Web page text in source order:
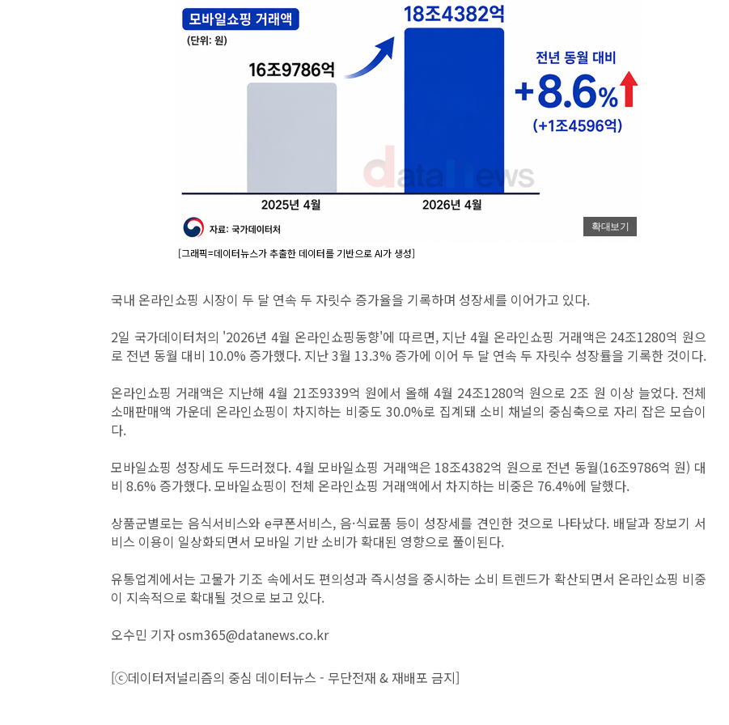
확대보기
[그래픽=데이터뉴스가 추출한 데이터를 기반으로 AI가 생성]
국내 온라인쇼핑 시장이 두 달 연속 두 자릿수 증가율을 기록하며 성장세를 이어가고 있다.
2일 국가데이터처의 '2026년 4월 온라인쇼핑동향'에 따르면, 지난 4월 온라인쇼핑 거래액은 24조1280억 원으
로 전년 동월 대비 10.0% 증가했다. 지난 3월 13.3% 증가에 이어 두 달 연속 두 자릿수 성장률을 기록한 것이다.
온라인쇼핑 거래액은 지난해 4월 21조9339억 원에서 올해 4월 24조1280억 원으로 2조 원 이상 늘었다. 전체
소매판매액 가운데 온라인쇼핑이 차지하는 비중도 30.0%로 집계돼 소비 채널의 중심축으로 자리 잡은 모습이
다.
모바일쇼핑 성장세도 두드러졌다. 4월 모바일쇼핑 거래액은 18조4382억 원으로 전년 동월(16조9786억 원) 대
비 8.6% 증가했다. 모바일쇼핑이 전체 온라인쇼핑 거래액에서 차지하는 비중은 76.4%에 달했다.
상품군별로는 음식서비스와 e쿠폰서비스, 음·식료품 등이 성장세를 견인한 것으로 나타났다. 배달과 장보기 서
비스 이용이 일상화되면서 모바일 기반 소비가 확대된 영향으로 풀이된다.
유통업계에서는 고물가 기조 속에서도 편의성과 즉시성을 중시하는 소비 트렌드가 확산되면서 온라인쇼핑 비중
이 지속적으로 확대될 것으로 보고 있다.
오수민 기자 osm365@datanews.co.kr
[ⓒ데이터저널리즘의 중심 데이터뉴스 - 무단전재 & 재배포 금지]